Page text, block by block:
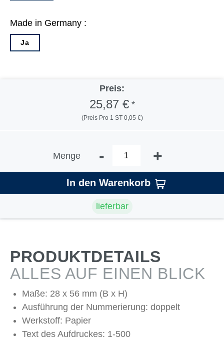
Made in Germany :
Ja
Preis:
25,87 €*
(Preis Pro 1 ST 0,05 €)
Menge - +
In den Warenkorb
lieferbar
PRODUKTDETAILS
ALLES AUF EINEN BLICK
Maße: 28 x 56 mm (B x H)
Ausführung der Nummerierung: doppelt
Werkstoff: Papier
Text des Aufdruckes: 1-500